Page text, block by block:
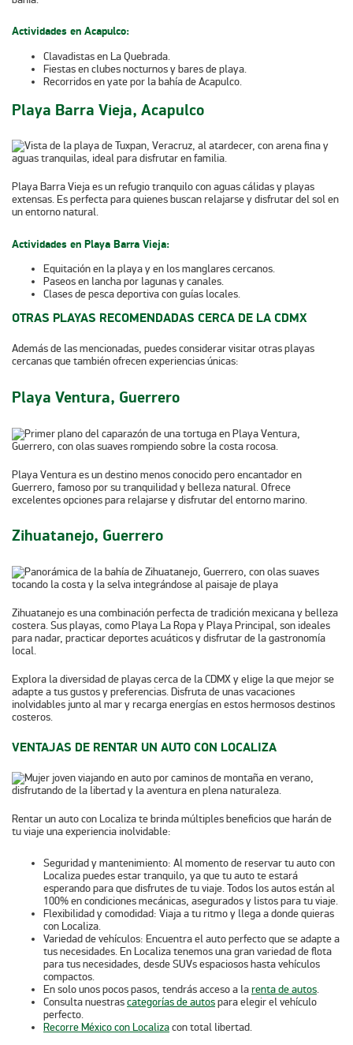
Actividades en Acapulco:
Clavadistas en La Quebrada.
Fiestas en clubes nocturnos y bares de playa.
Recorridos en yate por la bahía de Acapulco.
Playa Barra Vieja, Acapulco
Playa Barra Vieja es un refugio tranquilo con aguas cálidas y playas
extensas. Es perfecta para quienes buscan relajarse y disfrutar del sol en
un entorno natural.
Actividades en Playa Barra Vieja:
Equitación en la playa y en los manglares cercanos.
Paseos en lancha por lagunas y canales.
Clases de pesca deportiva con guías locales.
OTRAS PLAYAS RECOMENDADAS CERCA DE LA CDMX
Además de las mencionadas, puedes considerar visitar otras playas
cercanas que también ofrecen experiencias únicas:
Playa Ventura, Guerrero
Playa Ventura es un destino menos conocido pero encantador en
Guerrero, famoso por su tranquilidad y belleza natural. Ofrece
excelentes opciones para relajarse y disfrutar del entorno marino.
Zihuatanejo, Guerrero
Zihuatanejo es una combinación perfecta de tradición mexicana y belleza
costera. Sus playas, como Playa La Ropa y Playa Principal, son ideales
para nadar, practicar deportes acuáticos y disfrutar de la gastronomía
local.
Explora la diversidad de playas cerca de la CDMX y elige la que mejor se
adapte a tus gustos y preferencias. Disfruta de unas vacaciones
inolvidables junto al mar y recarga energías en estos hermosos destinos
costeros.
VENTAJAS DE RENTAR UN AUTO CON LOCALIZA
Rentar un auto con Localiza te brinda múltiples beneficios que harán de
tu viaje una experiencia inolvidable:
Seguridad y mantenimiento: Al momento de reservar tu auto con
Localiza puedes estar tranquilo, ya que tu auto te estará
esperando para que disfrutes de tu viaje. Todos los autos están al
100% en condiciones mecánicas, asegurados y listos para tu viaje.
Flexibilidad y comodidad: Viaja a tu ritmo y llega a donde quieras
con Localiza.
Variedad de vehículos: Encuentra el auto perfecto que se adapte a
tus necesidades. En Localiza tenemos una gran variedad de flota
para tus necesidades, desde SUVs espaciosos hasta vehículos
compactos.
En solo unos pocos pasos, tendrás acceso a larenta de autos.
Consulta nuestrascategorías de autospara elegir el vehículo
perfecto.
Recorre México con Localizacon total libertad.